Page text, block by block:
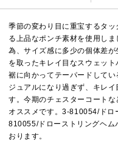
季節の変わり目に重宝するタ
る上品なポンチ素材を使用し
為、サイズ感に多少の個体差
を取ったキレイ目なスウェッ
裾に向かってテーパードして
ジュアルになり過ぎず、キレ
す。今期のチェスターコート
オススメです。3-810054/ドロ
810055/ドローストリングヘム
おります。